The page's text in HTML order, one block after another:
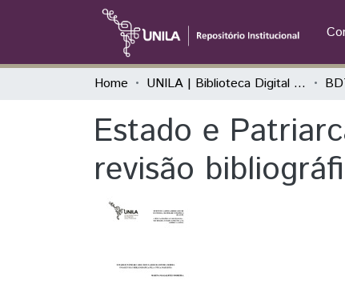
Home UNILA | Biblioteca Digital de Trabalhos de Conclusão de Curso
Estado e
revisão